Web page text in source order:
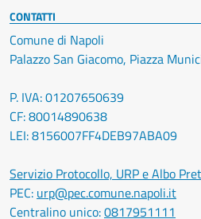
CONTATTI
Comune di Napoli
Palazzo San Giacomo, Piazza
P. IVA: 01207650639
CF: 80014890638
LEI: 8156007FF4DEB97ABA09
Servizio Protocollo, URP e Albo
PEC: urp@pec.comune.napoli.it
Centralino unico:0817951111